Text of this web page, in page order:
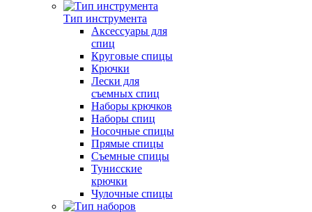
Тип инструмента
Аксессуары для
спиц
Круговые спицы
Крючки
Лески для
съемных спиц
Наборы крючков
Наборы спиц
Носочные спицы
Прямые спицы
Съемные спицы
Тунисские
крючки
Чулочные спицы